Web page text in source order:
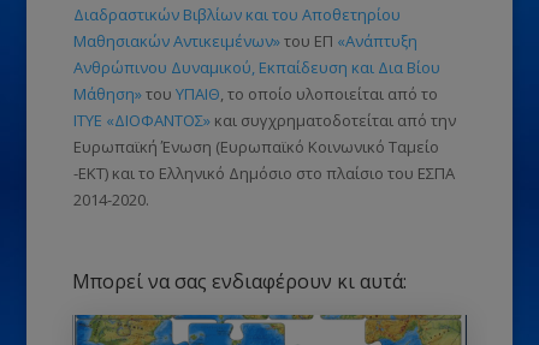
Διαδραστικών Βιβλίων και του Αποθετηρίου
Μαθησιακών Αντικειμένων»του ΕΠ «Ανάπτυξη
Ανθρώπινου Δυναμικού, Εκπαίδευση και Δια Βίου
Μάθηση»του ΥΠΑΙΘ, το οποίο υλοποιείται από το
ΙΤΥΕ «ΔΙΟΦΑΝΤΟΣ»και συγχρηματοδοτείται από την
Ευρωπαϊκή Ένωση (Ευρωπαϊκό Κοινωνικό Ταμείο
-ΕΚΤ) και το Ελληνικό Δημόσιο στο πλαίσιο του ΕΣΠΑ
2014-2020.
Μπορεί να σας ενδιαφέρουν κι αυτά: